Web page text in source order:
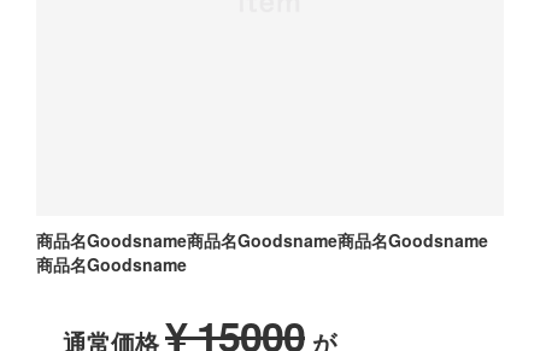
商品名Goodsname商品名Goodsname商品名Goodsname
商品名Goodsname
通常価格¥ 15000 が